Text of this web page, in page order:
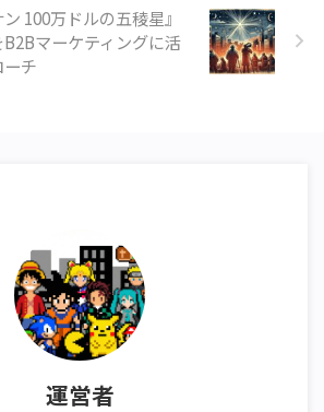
100万ドルの五稜星』
マーケティングに活
チ
運営者